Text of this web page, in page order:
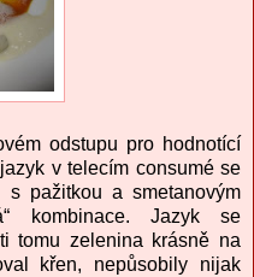
odstupu pro hodnotící
v telecím consumé se
pažitkou a smetanovým
kombinace. Jazyk se
tomu zelenina krásně na
křen, nepůsobily nijak